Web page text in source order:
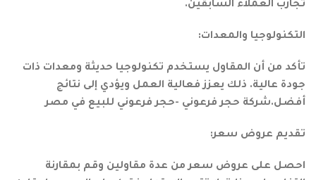
تجارب العملاء السابقين.
التكنولوجيا والمعدات:
تأكد من أن المقاول يستخدم تكنولوجيا حديثة ومعدات ذات
جودة عالية. ذلك يعزز فعالية العمل ويؤدي إلى نتائج
أفضل.شركة حجر فرعوني -حجر فرعوني للبيع في مصر
تقديم عروض سعر:
احصل على عروض سعر من عدة مقاولين وقم بمقارنة